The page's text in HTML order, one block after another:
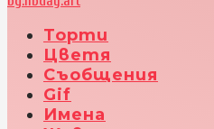
Торти
Цветя
Съобщения
Gif
Имена